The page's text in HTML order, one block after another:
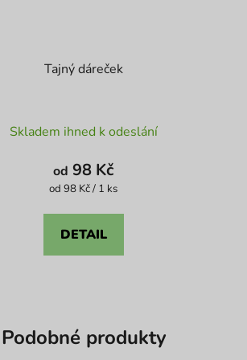
Tajný dáreček
hodnocení
produktu
je
z
Skladem ihned k odeslání
od 98 Kč
Měrná
od 98 Kč / 1 ks
DETAIL
Podobné produkty